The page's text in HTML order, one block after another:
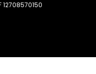
12708570150